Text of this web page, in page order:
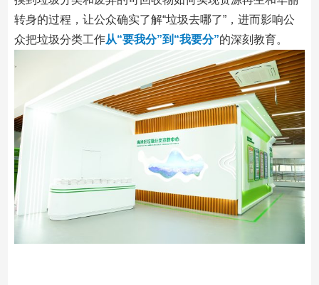
转身的过程，让公众确实了解“垃圾去哪了”，进而影响公
众把垃圾分类工作从“要我分”到“我要分”的深刻教育。